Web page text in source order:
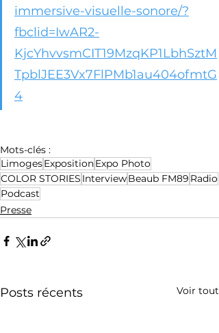
immersive-visuelle-sonore/?
fbclid=IwAR2-
KjcYhvvsmCIT19MzqKP1LbhSztM
TpblJEE3Vx7FlPMb1au404ofmtG
4
Mots-clés :
LimogesExpositionExpo Photo
COLOR STORIES InterviewBeaub FM89 Radio
Podcast
Presse
Posts récents Voir tout